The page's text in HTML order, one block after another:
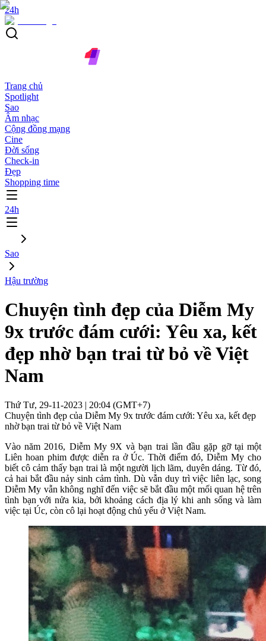
24h
Trang chủ
Spotlight
Sao
Âm nhạc
Cộng đồng mạng
Cine
Đời sống
Check-in
Đẹp
Shopping time
24h
Sao
Hậu trường
Chuyện tình đẹp của Diễm My
9x trước đám cưới: Yêu xa, kết
đẹp nhờ bạn trai từ bỏ về Việt
Nam
Thứ Tư, 29-11-2023 | 20:04 (GMT+7)
Chuyện tình đẹp của Diễm My 9x trước đám cưới: Yêu xa, kết đẹp
nhờ bạn trai từ bỏ về Việt Nam
Vào năm 2016, Diễm My 9X và bạn trai lần đầu gặp gỡ tại một
Liên hoan phim được diễn ra ở Úc. Thời điểm đó, Diễm My cho
biết cô cảm thấy bạn trai là một người lịch lãm, duyên dáng. Từ đó,
cả hai bắt đầu nảy sinh cảm tình. Dù vẫn duy trì việc liên lạc, song
Diễm My vẫn không nghĩ đến việc sẽ bắt đầu một mối quan hệ trên
tình bạn với nửa kia, bởi khoảng cách địa lý khi anh sống và làm
việc tại Úc, còn cô lại hoạt động chủ yếu ở Việt Nam.